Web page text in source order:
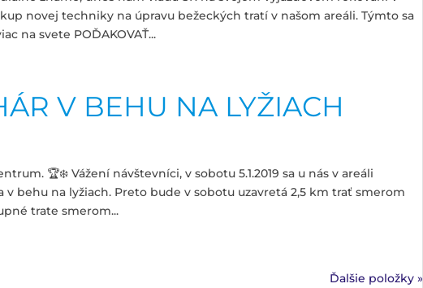
novej techniky na úpravu bežeckých tratí v našom areáli. Týmto sa
na svete POĎAKOVAŤ...
V BEHU NA LYŽIACH
🏆❄️ Vážení návštevníci, v sobotu 5.1.2019 sa u nás v areáli
behu na lyžiach. Preto bude v sobotu uzavretá 2,5 km trať smerom
trate smerom...
Ďalšie položky »